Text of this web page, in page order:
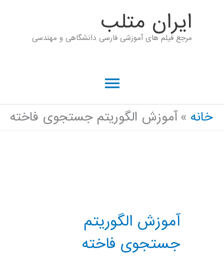
ايران متلب
مرجع فیلم های آموزشی فارسی دانشگاهی و مهندسی
فهرست
اصلی
خانه آموزش الگوریتم جستجوی فاخته
آموزش الگوریتم
جستجوی فاخته